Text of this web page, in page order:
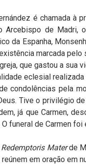
é chamada
de Madri,
da Espanha,
marcada
que gastou a sua
eclesial
condolências pela
Tive o privilégio
já que Carmen,
funeral de Carmen
Redemptoris Materde
em oração em